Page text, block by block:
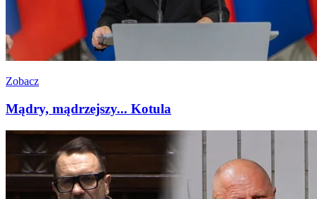
Zobacz
Mądry, mądrzejszy... Kotula